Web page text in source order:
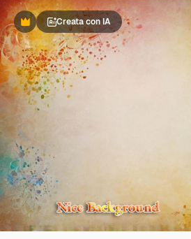
PremiumCreata con IA